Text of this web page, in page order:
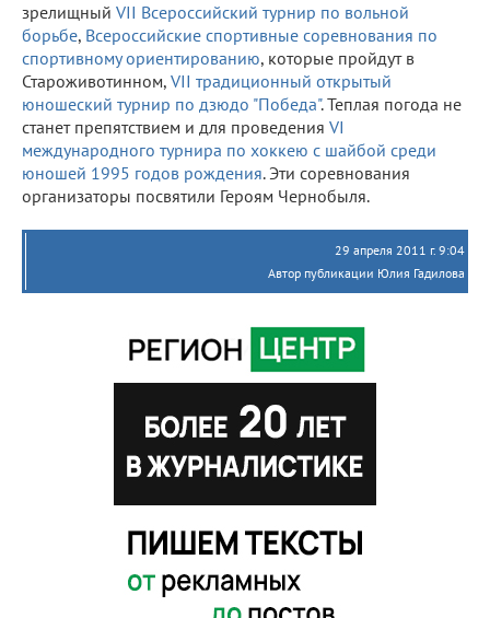
зрелищный VII Всероссийский турнир по вольной
борьбе, Всероссийские спортивные соревнования по
спортивному ориентированию, которые пройдут в
Староживотинном, VII традиционный открытый
юношеский турнир по дзюдо "Победа". Теплая погода не
станет препятствием и для проведения VI
международного турнира по хоккею с шайбой среди
юношей 1995 годов рождения. Эти соревнования
организаторы посвятили Героям Чернобыля.
29 апреля 2011 г. 9:04
Автор публикации Юлия Гадилова